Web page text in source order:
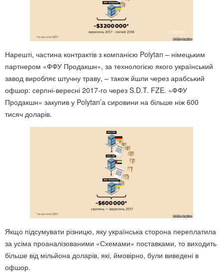
Нарешті, частина контрактів з компанією Polytan – німецьким
партнером «ФФУ Продакшн», за технологією якого український
завод виробляє штучну траву, – також йшли через арабський
офшор: серпні-вересні 2017-го через S.D.T. FZE. «ФФУ
Продакшн» закупив у Polytan’а сировини на більше ніж 600
тисяч доларів.
Якщо підсумувати різницю, яку українська сторона переплатила
за усіма проаналізованими «Схемами» поставками, то виходить
більше від мільйона доларів, які, ймовірно, були виведені в
офшор.